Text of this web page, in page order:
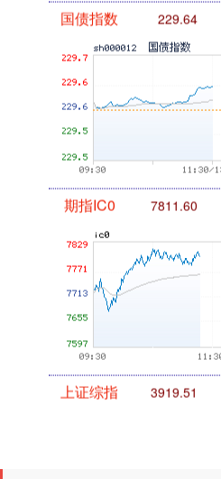
国债指数
期指IC0
上证综指